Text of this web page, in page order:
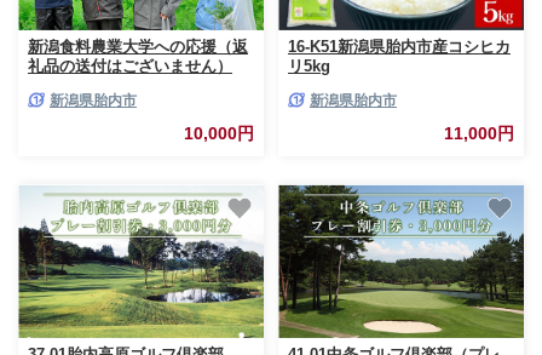
新潟食料農業大学への応援（返
礼品の送付はございません）
新潟県胎内市
10,000円
16-K51新潟県胎内市産コシヒカ
リ5kg
新潟県胎内市
11,000円